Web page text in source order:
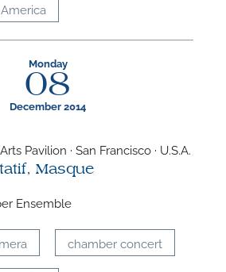
America
Monday
08
December 2014
Pavilion · San Francisco · U.S.A.
Masque
Ensemble
chamber concert